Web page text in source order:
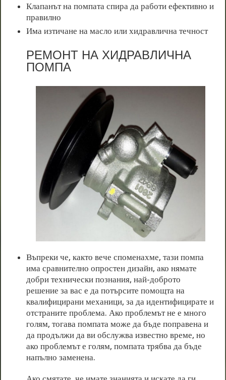
Клапанът на помпата спира да работи ефективно и
правилно
Има изтичане на масло или хидравлична течност
РЕМОНТ НА ХИДРАВЛИЧНА
ПОМПА
Въпреки че, както вече споменахме, тази помпа
има сравнително опростен дизайн, ако нямате
добри технически познания, най-доброто
решение за вас е да потърсите помощта на
квалифицирани механици, за да идентифицирате и
отстраните проблема. Ако проблемът не е много
голям, тогава помпата може да бъде поправена и
да продължи да ви обслужва известно време, но
ако проблемът е голям, помпата трябва да бъде
напълно заменена.